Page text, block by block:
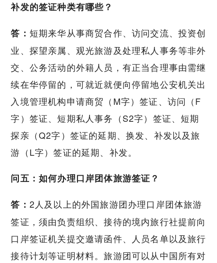
补发的签证种类有哪些？
答： 短期来华从事商贸合作、访问交流、投资创
业、探望亲属、观光旅游及处理私人事务等非外
交、公务活动的外籍人员，有正当合理事由需继
续在华停留的，可就近就便向停留地公安机关出
入境管理机构申请商贸（M字）签证、访问（F
字）签证、短期私人事务（S2字）签证、短期
探亲（Q2字）签证的延期、换发、补发以及旅
游（L字）签证的延期、补发。
问五：如何办理口岸团体旅游签证？
答： 2人及以上的外国旅游团办理口岸团体旅游
签证，须由负责组织、接待的境内旅行社提前向
口岸签证机关提交邀请函件、人员名单以及旅行
接待计划等证明材料。旅游团可以从中国所有对